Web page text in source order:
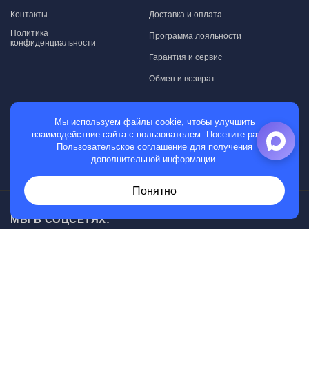
Контакты
Политика
конфиденциальности
Доставка и оплата
Программа лояльности
Гарантия и сервис
Обмен и возврат
МАГАЗИН
Мужские часы
МЫ В СОЦСЕТЯХ:
Мы используем файлы cookie, чтобы улучшить
взаимодействие сайта с пользователем. Посетите раздел
Пользовательское соглашение для получения
дополнительной информации.
Понятно